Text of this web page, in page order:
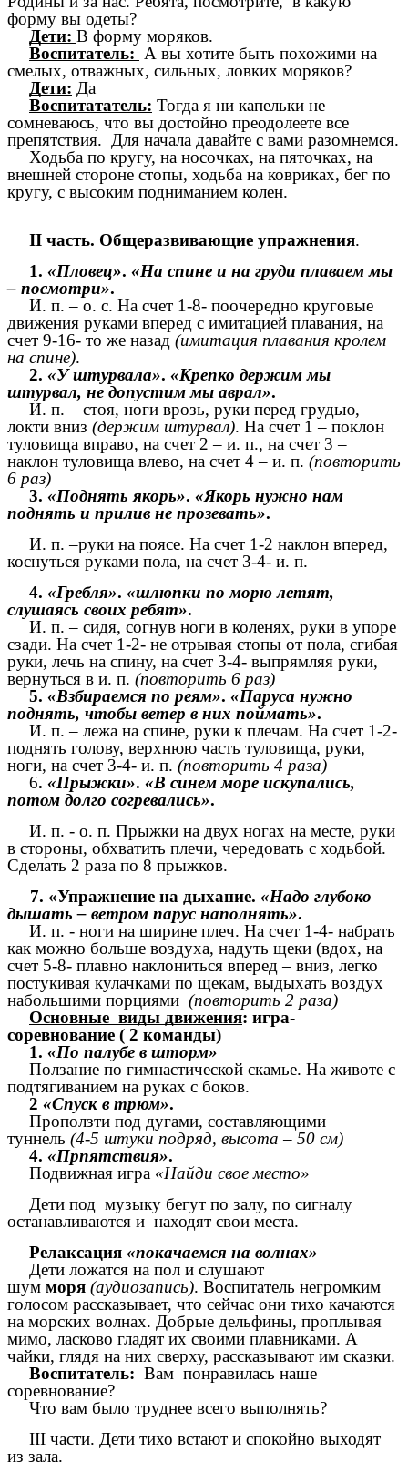
форму вы одеты?
Дети: В форму моряков.
Воспитатель: А вы хотите быть похожими на
смелых, отважных, сильных, ловких моряков?
Дети: Да
Воспитататель: Тогда я ни капельки не
сомневаюсь, что вы достойно преодолеете все
препятствия. Для начала давайте с вами разомнемся.
Ходьба по кругу, на носочках, на пяточках, на
внешней стороне стопы, ходьба на ковриках, бег по
кругу, с высоким подниманием колен.
II часть. Общеразвивающие упражнения.
1. «Пловец». «На спине и на груди плаваем мы
– посмотри».
И. п. – о. с. На счет 1-8- поочередно круговые
движения руками вперед с имитацией плавания, на
счет 9-16- то же назад (имитация плавания кролем
на спине).
2. «У штурвала». «Крепко держим мы
штурвал, не допустим мы аврал».
И. п. – стоя, ноги врозь, руки перед грудью,
локти вниз (держим штурвал). На счет 1 – поклон
туловища вправо, на счет 2 – и. п., на счет 3 –
наклон туловища влево, на счет 4 – и. п. (повторить
6 раз)
3. «Поднять якорь». «Якорь нужно нам
поднять и прилив не прозевать».
И. п. –руки на поясе. На счет 1-2 наклон вперед,
коснуться руками пола, на счет 3-4- и. п.
4. «Гребля». «шлюпки по морю летят,
слушаясь своих ребят».
И. п. – сидя, согнув ноги в коленях, руки в упоре
сзади. На счет 1-2- не отрывая стопы от пола, сгибая
руки, лечь на спину, на счет 3-4- выпрямляя руки,
вернуться в и. п. (повторить 6 раз)
5. «Взбираемся по реям». «Паруса нужно
поднять, чтобы ветер в них поймать».
И. п. – лежа на спине, руки к плечам. На счет 1-2-
поднять голову, верхнюю часть туловища, руки,
ноги, на счет 3-4- и. п. (повторить 4 раза)
6. «Прыжки». «В синем море искупались,
потом долго согревались».
И. п. - о. п. Прыжки на двух ногах на месте, руки
в стороны, обхватить плечи, чередовать с ходьбой.
Сделать 2 раза по 8 прыжков.
7. «Упражнение на дыхание. «Надо глубоко
дышать – ветром парус наполнять».
И. п. - ноги на ширине плеч. На счет 1-4- набрать
как можно больше воздуха, надуть щеки (вдох, на
счет 5-8- плавно наклониться вперед – вниз, легко
постукивая кулачками по щекам, выдыхать воздух
набольшими порциями (повторить 2 раза)
Основные виды движения: игра-
соревнование ( 2 команды)
1. «По палубе в шторм»
Ползание по гимнастической скамье. На животе с
подтягиванием на руках с боков.
2 «Спуск в трюм».
Проползти под дугами, составляющими
туннель (4-5 штуки подряд, высота – 50 см)
4. «Прпятствия».
Подвижная игра «Найди свое место»
Дети под музыку бегут по залу, по сигналу
останавливаются и находят свои места.
Релаксация «покачаемся на волнах»
Дети ложатся на пол и слушают
шум моря (аудиозапись). Воспитатель негромким
голосом рассказывает, что сейчас они тихо качаются
на морских волнах. Добрые дельфины, проплывая
мимо, ласково гладят их своими плавниками. А
чайки, глядя на них сверху, рассказывают им сказки.
Воспитатель: Вам понравилась наше
соревнование?
Что вам было труднее всего выполнять?
III части. Дети тихо встают и спокойно выходят
из зала.